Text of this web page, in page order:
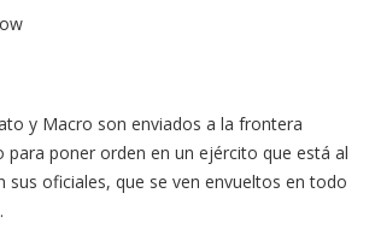
y Macro son enviados a la frontera
para poner orden en un ejército que está al
sus oficiales, que se ven envueltos en todo